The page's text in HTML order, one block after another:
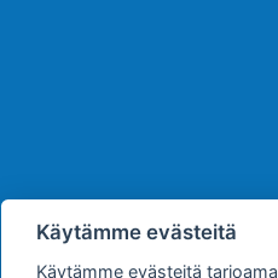
Yhteystiedot
Käytämme evästeitä
Käytämme evästeitä